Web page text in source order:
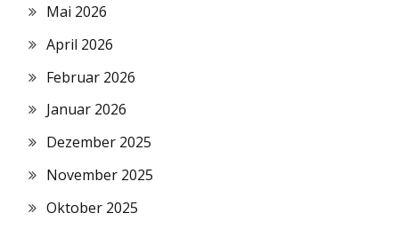
Mai 2026
April 2026
Februar 2026
Januar 2026
Dezember 2025
November 2025
Oktober 2025